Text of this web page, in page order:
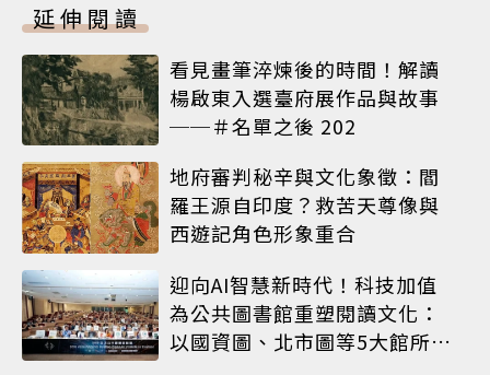
延伸閱讀
看見畫筆淬煉後的時間！解讀
楊啟東入選臺府展作品與故事
──＃名單之後 202
地府審判秘辛與文化象徵：閻
羅王源自印度？救苦天尊像與
西遊記角色形象重合
迎向AI智慧新時代！科技加值
為公共圖書館重塑閱讀文化：
以國資圖、北市圖等5大館所為